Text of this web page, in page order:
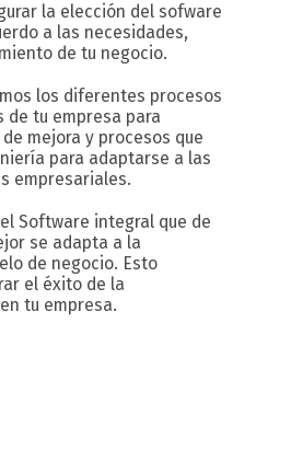
la elección del sofware
a las necesidades,
de tu negocio.
los diferentes procesos
tu empresa para
mejora y procesos que
para adaptarse a las
empresariales.
Software integral que de
se adapta a la
de negocio. Esto
el éxito de la
tu empresa.